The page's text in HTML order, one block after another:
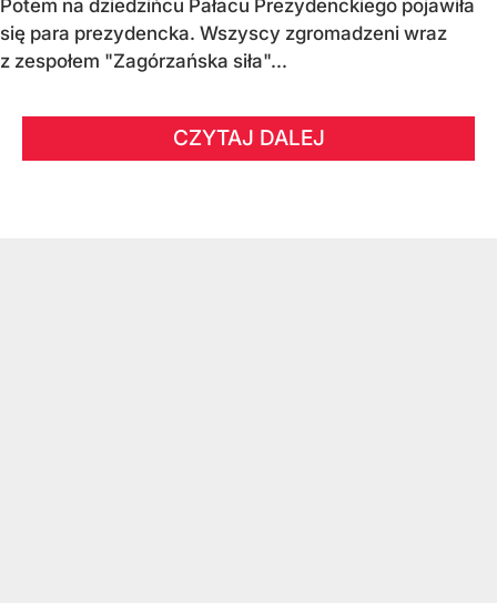
Potem na dziedzińcu Pałacu Prezydenckiego pojawiła
się para prezydencka. Wszyscy zgromadzeni wraz
z zespołem "Zagórzańska siła"...
CZYTAJ DALEJ